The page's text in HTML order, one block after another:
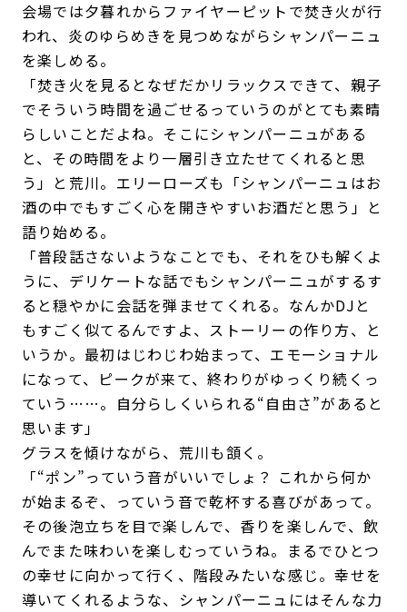
会場では夕暮れからファイヤーピットで焚き火が行
われ、炎のゆらめきを見つめながらシャンパーニュ
を楽しめる。
「焚き火を見るとなぜだかリラックスできて、親子
でそういう時間を過ごせるっていうのがとても素晴
らしいことだよね。そこにシャンパーニュがある
と、その時間をより一層引き立たせてくれると思
う」と荒川。エリーローズも「シャンパーニュはお
酒の中でもすごく心を開きやすいお酒だと思う」と
語り始める。
「普段話さないようなことでも、それをひも解くよ
うに、デリケートな話でもシャンパーニュがするす
ると穏やかに会話を弾ませてくれる。なんかDJと
もすごく似てるんですよ、ストーリーの作り方、と
いうか。最初はじわじわ始まって、エモーショナル
になって、ピークが来て、終わりがゆっくり続くっ
ていう……。自分らしくいられる“自由さ”があると
思います」
グラスを傾けながら、荒川も頷く。
「“ポン”っていう音がいいでしょ？ これから何か
が始まるぞ、っていう音で乾杯する喜びがあって。
その後泡立ちを目で楽しんで、香りを楽しんで、飲
んでまた味わいを楽しむっていうね。まるでひとつ
の幸せに向かって行く、階段みたいな感じ。幸せを
導いてくれるような、シャンパーニュにはそんな力